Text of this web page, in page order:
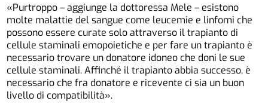
«Purtroppo – aggiunge la dottoressa Mele – esistono
molte malattie del sangue come leucemie e linfomi che
possono essere curate solo attraverso il trapianto di
cellule staminali emopoietiche e per fare un trapianto è
necessario trovare un donatore idoneo che doni le sue
cellule staminali. Affinché il trapianto abbia successo, è
necessario che fra donatore e ricevente ci sia un buon
livello di compatibilità».